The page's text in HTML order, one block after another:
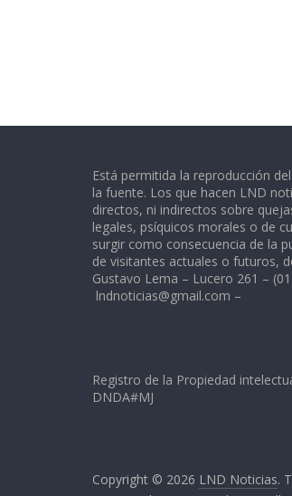
Está permitida la reproducción
la fuente. Los que hacen LND
directos, ni indirectos sobre
legales, psíquicos morales o de
surgir como consecuencia de la
de visitantes actuales o futuros,
Gustavo Lema – Lucero 261 –
lndnoticias@gmail.com –
Registro de la Propiedad
DNDA#MJ
Copyright © 2026 LND Noticias.